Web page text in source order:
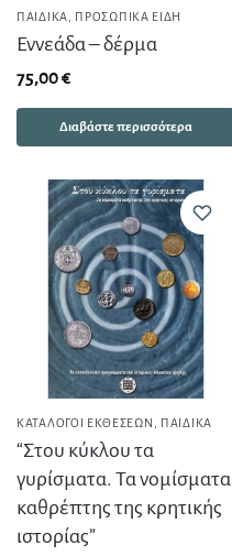
ΠΑΙΔΙΚΆ ΠΡΟΣΩΠΙΚΆ ΕΊΔΗ
Εννεάδα – δέρμα
75,00€
Διαβάστε περισσότερα
ΚΑΤΆΛΟΓΟΙ ΕΚΘΈΣΕΩΝ ΠΑΙΔΙΚΆ
“Στου κύκλου τα
γυρίσματα. Τα νομίσματα
καθρέπτης της κρητικής
ιστορίας”